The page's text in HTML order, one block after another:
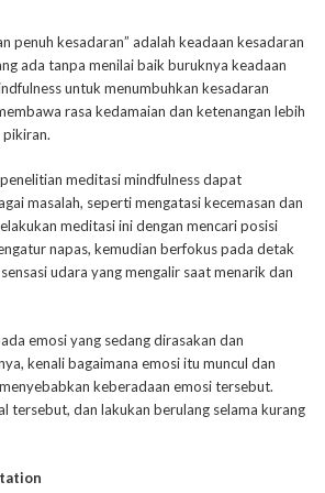
penuh kesadaran” adalah keadaan kesadaran
ada tanpa menilai baik buruknya keadaan
untuk menumbuhkan kesadaran
rasa kedamaian dan ketenangan lebih
meditasi mindfulness dapat
masalah, seperti mengatasi kecemasan dan
meditasi ini dengan mencari posisi
napas, kemudian berfokus pada detak
udara yang mengalir saat menarik dan
emosi yang sedang dirasakan dan
kenali bagaimana emosi itu muncul dan
keberadaan emosi tersebut.
tersebut, dan lakukan berulang selama kurang